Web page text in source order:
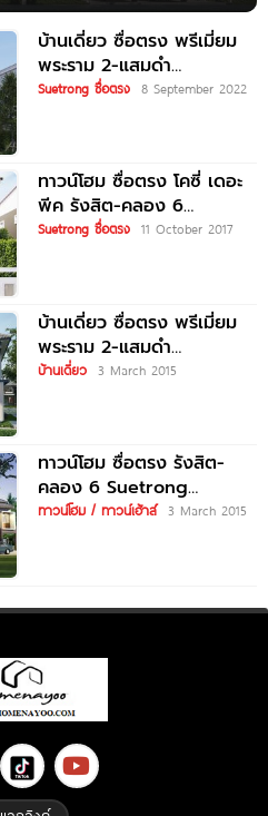
บ้านเดี่ยว ซื่อตรง พรีเมี่ยม
พระราม 2-แสมดำ
Suetrong Premium Rama
Suetrong ซื่อตรง 8 September 2022
ทาวน์โฮม ซื่อตรง โคซี่ เดอะ
พีค รังสิต-คลอง 6
Suetrong The Peak
Suetrong ซื่อตรง 11 October 2017
บ้านเดี่ยว ซื่อตรง พรีเมี่ยม
พระราม 2-แสมดำ
Suetrong Premium Rama
บ้านเดี่ยว 3 March 2015
ทาวน์โฮม ซื่อตรง รังสิต-
คลอง 6 Suetrong
Rangsit-Klong 6
ทาวน์โฮม / ทาวน์เฮ้าส์ 3 March 2015